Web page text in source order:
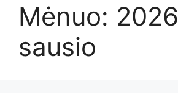
Mėnuo: 2026
sausio